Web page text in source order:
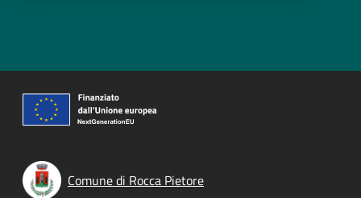
Comune di Rocca Pietore